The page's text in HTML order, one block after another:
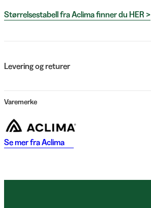
Størrelsestabell fra Aclima finner du HER >
Levering og returer
Varemerke
Se mer fraAclima